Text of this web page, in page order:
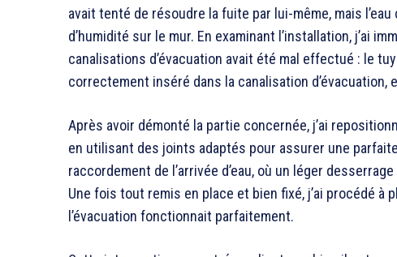
avait tenté de résoudre la fuite par lui-même, mais
d’humidité sur le mur. En examinant l’installation, j’ai
canalisations d’évacuation avait été mal effectué : le
correctement inséré dans la canalisation d’évacuation,
Après avoir démonté la partie concernée, j’ai
en utilisant des joints adaptés pour assurer une
raccordement de l’arrivée d’eau, où un léger
Une fois tout remis en place et bien fixé, j’ai procédé
l’évacuation fonctionnait parfaitement.